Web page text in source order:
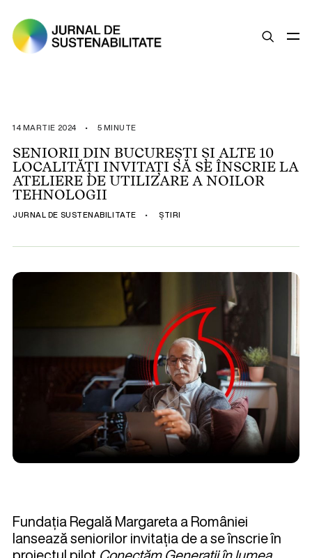
ȘTIRI
OPINII
ESG
LEGISLAȚIE
BUNE PRACTICI
14 MARTIE 2024 • 5 MINUTE
SENIORII DIN BUCUREȘTI ȘI ALTE 10
LOCALITĂȚI INVITAȚI SĂ SE ÎNSCRIE LA
ATELIERE DE UTILIZARE A NOILOR
TEHNOLOGII
JURNAL DE SUSTENABILITATE • ȘTIRI
Fundația Regală Margareta a României
lansează seniorilor invitația de a se înscrie în